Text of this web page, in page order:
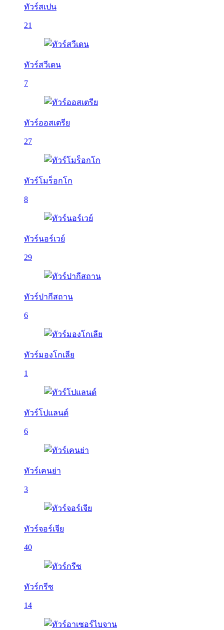
ทัวร์สเปน
21
ทัวร์สวีเดน
7
ทัวร์ออสเตรีย
27
ทัวร์โมร็อกโก
8
ทัวร์นอร์เวย์
29
ทัวร์ปากีสถาน
6
ทัวร์มองโกเลีย
1
ทัวร์โปแลนด์
6
ทัวร์เคนย่า
3
ทัวร์จอร์เจีย
40
ทัวร์กรีซ
14